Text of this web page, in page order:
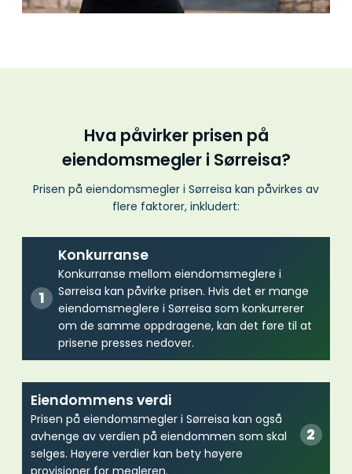
Hva påvirker prisen på
eiendomsmegler i Sørreisa?
Prisen på eiendomsmegler i Sørreisa kan påvirkes av
flere faktorer, inkludert:
Konkurranse
Konkurranse mellom eiendomsmeglere i
Sørreisa kan påvirke prisen. Hvis det er mange
eiendomsmeglere i Sørreisa som konkurrerer
om de samme oppdragene, kan det føre til at
prisene presses nedover.
Eiendommens verdi
Prisen på eiendomsmegler i Sørreisa kan også
avhenge av verdien på eiendommen som skal
selges. Høyere verdier kan bety høyere